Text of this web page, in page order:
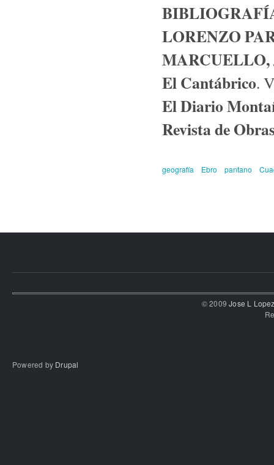
LORENZO
MARCUELLO,
El Cantábrico.
El Diario
Revista de
geografía Ebro pantano
© 2009Jose L
Powered by Drupal